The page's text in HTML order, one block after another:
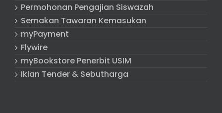
Permohonan Pengajian Siswazah
Semakan Tawaran Kemasukan
myPayment
Flywire
myBookstore Penerbit USIM
Iklan Tender & Sebutharga